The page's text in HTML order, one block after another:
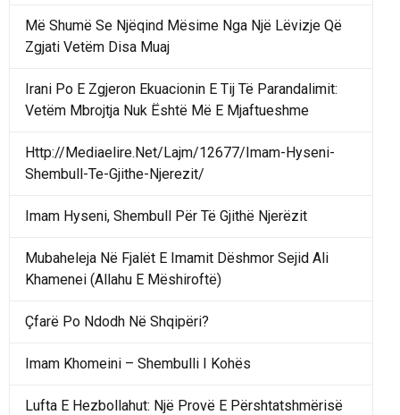
Më Shumë Se Njëqind Mësime Nga Një Lëvizje Që
Zgjati Vetëm Disa Muaj
Irani Po E Zgjeron Ekuacionin E Tij Të Parandalimit:
Vetëm Mbrojtja Nuk Është Më E Mjaftueshme
Http://Mediaelire.Net/Lajm/12677/Imam-Hyseni-
Shembull-Te-Gjithe-Njerezit/
Imam Hyseni, Shembull Për Të Gjithë Njerëzit
Mubaheleja Në Fjalët E Imamit Dëshmor Sejid Ali
Khamenei (Allahu E Mëshiroftë)
Çfarë Po Ndodh Në Shqipëri?
Imam Khomeini – Shembulli I Kohës
Lufta E Hezbollahut: Një Provë E Përshtatshmërisë